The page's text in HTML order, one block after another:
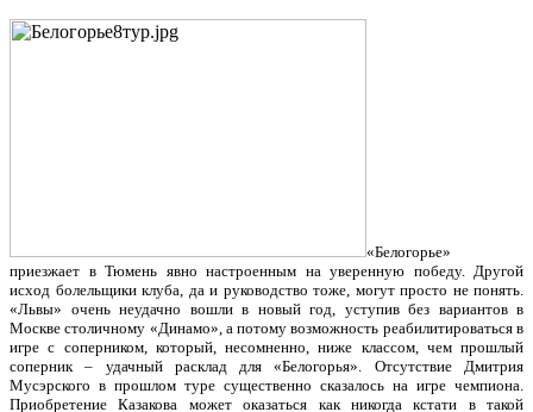
«Белогорье»
приезжает в Тюмень явно настроенным на уверенную победу. Другой
исход болельщики клуба, да и руководство тоже, могут просто не понять.
«Львы» очень неудачно вошли в новый год, уступив без вариантов в
Москве столичному «Динамо», а потому возможность реабилитироваться в
игре с соперником, который, несомненно, ниже классом, чем прошлый
соперник – удачный расклад для «Белогорья». Отсутствие Дмитрия
Мусэрского в прошлом туре существенно сказалось на игре чемпиона.
Приобретение Казакова может оказаться как никогда кстати в такой